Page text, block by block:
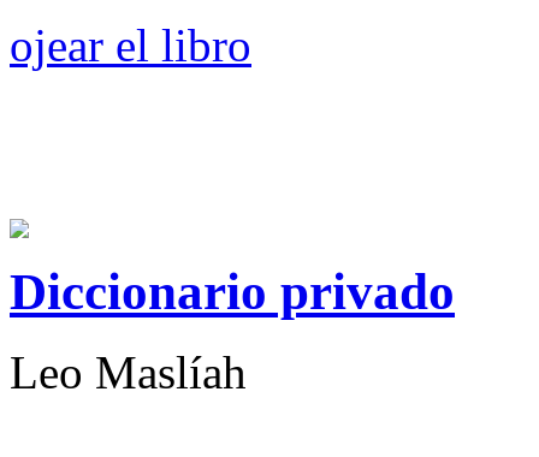
ojear el libro
Diccionario privado
Leo Maslíah